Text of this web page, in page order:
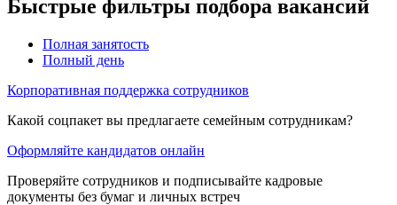
Быстрые фильтры подбора вакансий
Полная занятость
Полный день
Корпоративная поддержка сотрудников
Какой соцпакет вы предлагаете семейным сотрудникам?
Оформляйте кандидатов онлайн
Проверяйте сотрудников и подписывайте кадровые
документы без бумаг и личных встреч